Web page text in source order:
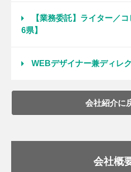
【業務委託】ライター／
6県】
WEBデザイナー兼ディレ
会社紹介に
会社概